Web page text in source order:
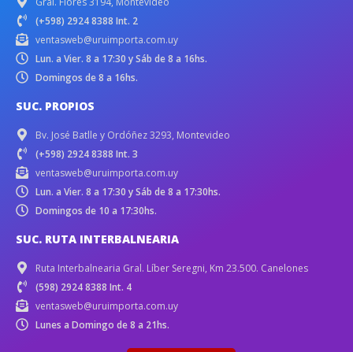
(+598) 2924 8388 Int. 2
ventasweb@uruimporta.com.uy
Lun. a Vier. 8 a 17:30 y Sáb de 8 a 16hs.
Domingos de 8 a 16hs.
SUC. PROPIOS
Bv. José Batlle y Ordóñez 3293, Montevideo
(+598) 2924 8388 Int. 3
ventasweb@uruimporta.com.uy
Lun. a Vier. 8 a 17:30 y Sáb de 8 a 17:30hs.
Domingos de 10 a 17:30hs.
SUC. RUTA INTERBALNEARIA
Ruta Interbalnearia Gral. Líber Seregni, Km 23.500. Canelones
(598) 2924 8388 Int. 4
ventasweb@uruimporta.com.uy
Lunes a Domingo de 8 a 21hs.